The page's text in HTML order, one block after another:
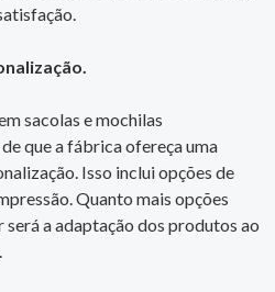
sacolas e mochilas
que a fábrica ofereça uma
Isso inclui opções de
Quanto mais opções
a adaptação dos produtos ao